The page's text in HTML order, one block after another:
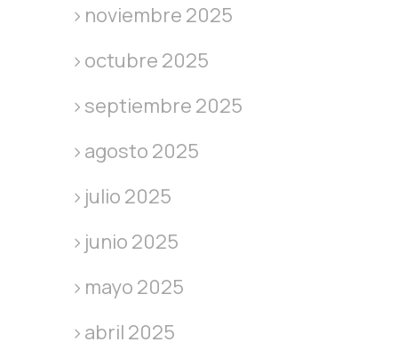
noviembre 2025
octubre 2025
septiembre 2025
agosto 2025
julio 2025
junio 2025
mayo 2025
abril 2025